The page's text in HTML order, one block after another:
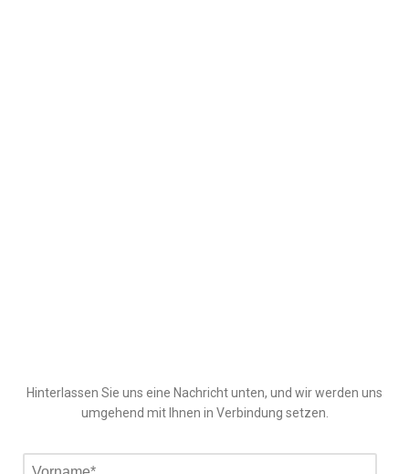
Hinterlassen Sie uns eine Nachricht unten, und wir werden uns
umgehend mit Ihnen in Verbindung setzen.